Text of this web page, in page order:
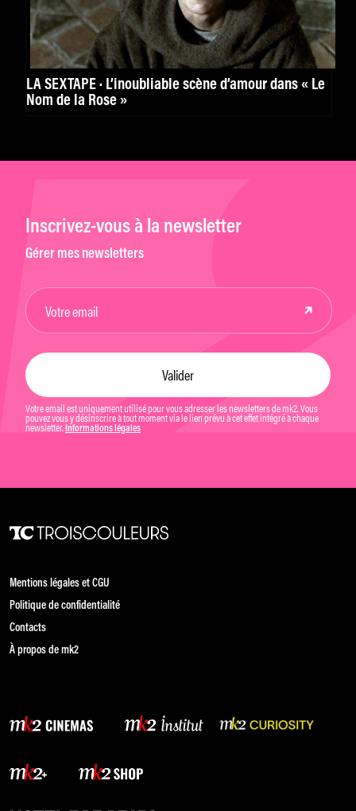
LA SEXTAPE · L’inoubliable scène d’amour dans « Le
Nom de la Rose »
Inscrivez-vous à la newsletter
Gérer mes newsletters
Votre email est uniquement utilisé pour vous adresser les newsletters de mk2. Vous
pouvez vous y désinscrire à tout moment via le lien prévu à cet effet intégré à chaque
newsletter. Informations légales
Mentions légales et CGU
Politique de confidentialité
Contacts
À propos de mk2